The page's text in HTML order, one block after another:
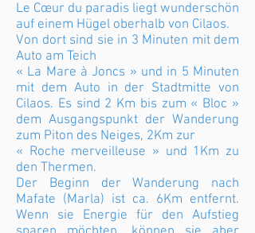
Le Cœur du paradis liegt wunderschön
auf einem Hügel oberhalb von Cilaos.
Von dort sind sie in 3 Minuten mit dem
Auto am Teich
« La Mare à Joncs » und in 5 Minuten
mit dem Auto in der Stadtmitte von
Cilaos. Es sind 2 Km bis zum « Bloc »
dem Ausgangspunkt der Wanderung
zum Piton des Neiges, 2Km zur
« Roche merveilleuse » und 1Km zu
den Thermen.
Der Beginn der Wanderung nach
Mafate (Marla) ist ca. 6Km entfernt.
Wenn sie Energie für den Aufstieg